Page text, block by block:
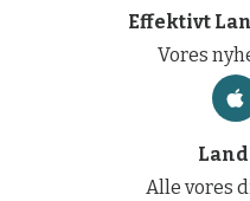
Effektivt
Vores
Alle vores